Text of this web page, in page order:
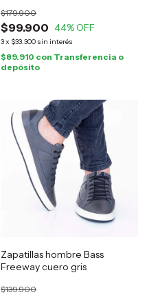
$99.900
$179.900
44% OFF
3x $33.300 sin interés
$89.910 con Transferencia o
depósito
Zapatillas hombre Bass
Freeway cuero gris
$139.900